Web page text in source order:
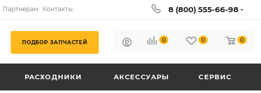
Партнёрам Контакты 8 (800) 555-66-98
ПОДБОР ЗАПЧАСТЕЙ 0 0 0
РАСХОДНИКИ АКСЕССУАРЫ СЕРВИС